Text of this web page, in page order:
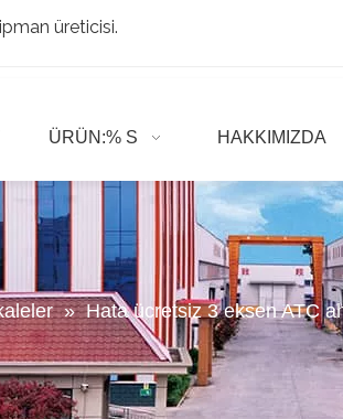
üreticisi.
ÜRÜN:% S HAKKIMIZDA
» Hata ücretsiz 3 eksen ATC